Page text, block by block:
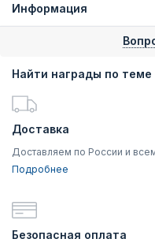
Информация
Найти награды по теме
Доставка
Доставляем по России и
Подробнее
Безопасная оплата